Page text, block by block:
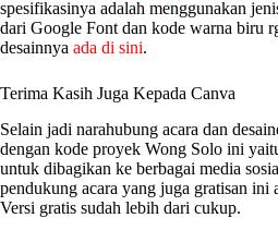
spesifikasinya adalah menggunakan
dari Google Font dan kode warna biru
desainnya ada di sini.
Terima Kasih Juga Kepada Canva
Selain jadi narahubung acara dan
dengan kode proyek Wong Solo ini
untuk dibagikan ke berbagai media
pendukung acara yang juga gratisan ini
Versi gratis sudah lebih dari cukup.